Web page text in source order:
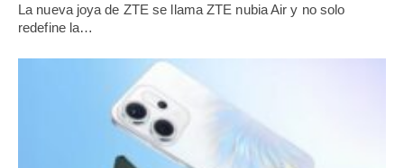
La nueva joya de ZTE se llama ZTE nubia Air y no solo
redefine la…